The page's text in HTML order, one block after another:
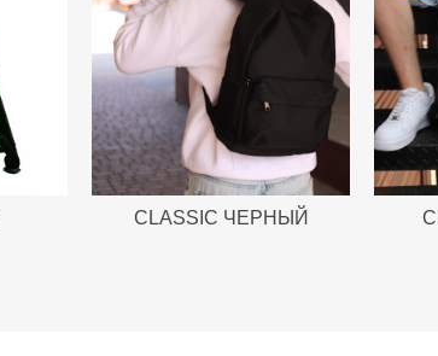
CLASSIC ЧЕРНЫЙ